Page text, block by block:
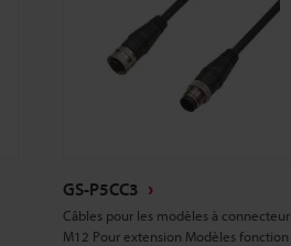
GS-P5CC3
Câbles pour les modèles à connecteur
M12 Pour extension Modèles fonction